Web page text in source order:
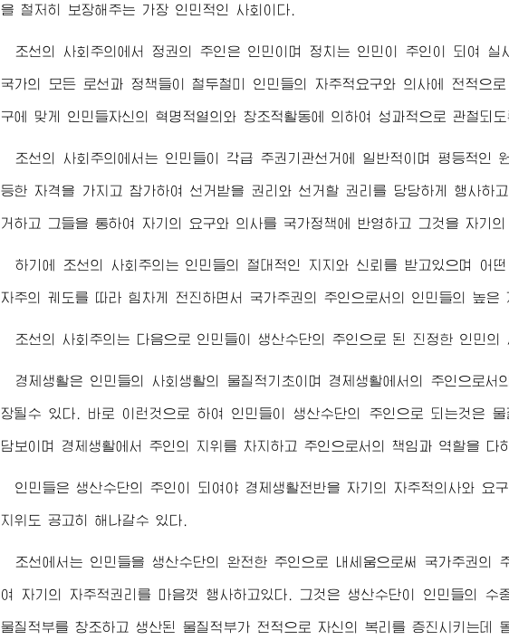
을 철저히 보장해주는 가장 인민적인 사회이다.
조선의 사회주의에서 정권의 주인은 인민이며 정치는 인민이 주인이 되여 실
국가의 모든 로선과 정책들이 철두철미 인민들의 자주적요구와 의사에 전적으
구에 맞게 인민들자신의 혁명적열의와 창조적활동에 의하여 성과적으로 관철되도
조선의 사회주의에서는 인민들이 각급 주권기관선거에 일반적이며 평등적
등한 자격을 가지고 참가하여 선거받을 권리와 선거할 권리를 당당하게 행사하
거하고 그들을 통하여 자기의 요구와 의사를 국가정책에 반영하고 그것을 자기의
하기에 조선의 사회주의는 인민들의 절대적인 지지와 신뢰를 받고있으며 어
자주의 궤도를 따라 힘차게 전진하면서 국가주권의 주인으로서의 인민들의 높은
조선의 사회주의는 다음으로 인민들이 생산수단의 주인으로 된 진정한 인민의
경제생활은 인민들의 사회생활의 물질적기초이며 경제생활에서의 주인으로
장될수 있다. 바로 이런것으로 하여 인민들이 생산수단의 주인으로 되는것은
담보이며 경제생활에서 주인의 지위를 차지하고 주인으로서의 책임과 역할을 다
인민들은 생산수단의 주인이 되여야 경제생활전반을 자기의 자주적의사와 요
지위도 공고히 해나갈수 있다.
조선에서는 인민들을 생산수단의 완전한 주인으로 내세움으로써 국가주권의
여 자기의 자주적권리를 마음껏 행사하고있다. 그것은 생산수단이 인민들의 수
물질적부를 창조하고 생산된 물질적부가 전적으로 자신의 복리를 증진시키는데